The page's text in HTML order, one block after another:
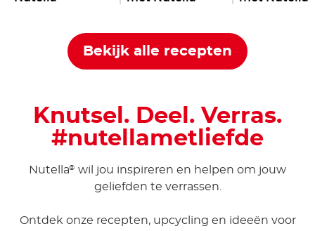
Bekijk alle recepten
Knutsel. Deel. Verras.
#nutellametliefde
Nutella® wil jou inspireren en helpen om jouw
geliefden te verrassen.
Ontdek onze recepten, upcycling en ideeën voor